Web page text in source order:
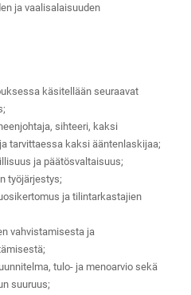
ja vaalisalaisuuden
käsitellään seuraavat
sihteeri, kaksi
tarvittaessa kaksi ääntenlaskijaa;
ja päätösvaltaisuus;
työjärjestys;
ja tilintarkastajien
vahvistamisesta ja
tulo- ja menoarvio sekä
suuruus;